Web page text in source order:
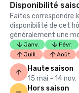
Disponibilité
Faites correspondre
disponibilité de cet
généralement une
Janv. Févr.
Juill.
Août
Haute saison
15 mai - 14 nov.
Hors saison